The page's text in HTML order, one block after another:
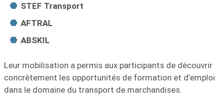
STEF Transport
AFTRAL
ABSKIL
Leur mobilisation a permis aux participants de découvrir
concrètement les opportunités de formation et d’emploi
dans le domaine du transport de marchandises.